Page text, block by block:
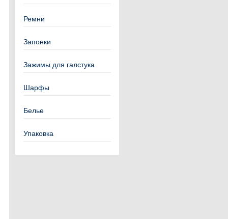
Ремни
Запонки
Зажимы для галстука
Шарфы
Белье
Упаковка